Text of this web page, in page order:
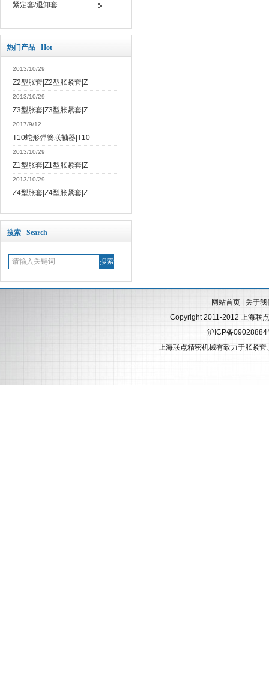
紧定套/退卸套
热门产品 Hot
2013/10/29
Z2型胀套|Z2型胀紧套|Z
2013/10/29
Z3型胀套|Z3型胀紧套|Z
2017/9/12
T10蛇形弹簧联轴器|T10
2013/10/29
Z1型胀套|Z1型胀紧套|Z
2013/10/29
Z4型胀套|Z4型胀紧套|Z
搜索 Search
网站首页
关于我
Copyright 2011-2012 上海联
沪ICP备09028884
上海联点精密机械有致力于胀紧套